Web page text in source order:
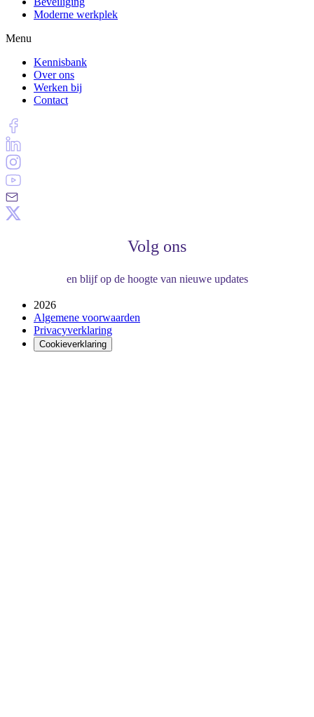
Moderne werkplek
Menu
Kennisbank
Over ons
Werken bij
Contact
Volg ons
en blijf op de hoogte van nieuwe updates
2026
Algemene voorwaarden
Privacyverklaring
Cookieverklaring